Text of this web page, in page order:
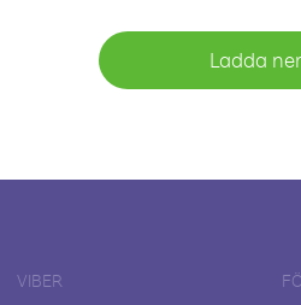
Ladda
VIBER